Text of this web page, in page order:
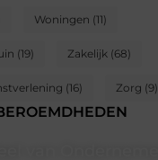
Woningen (11)
(19) Zakelijk (68)
(16) Zorg (9)